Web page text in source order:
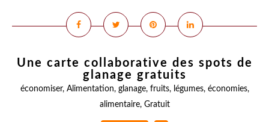
Une carte collaborative des spots de
glanage gratuits
économiser, Alimentation, glanage, fruits, légumes, économies,
alimentaire, Gratuit